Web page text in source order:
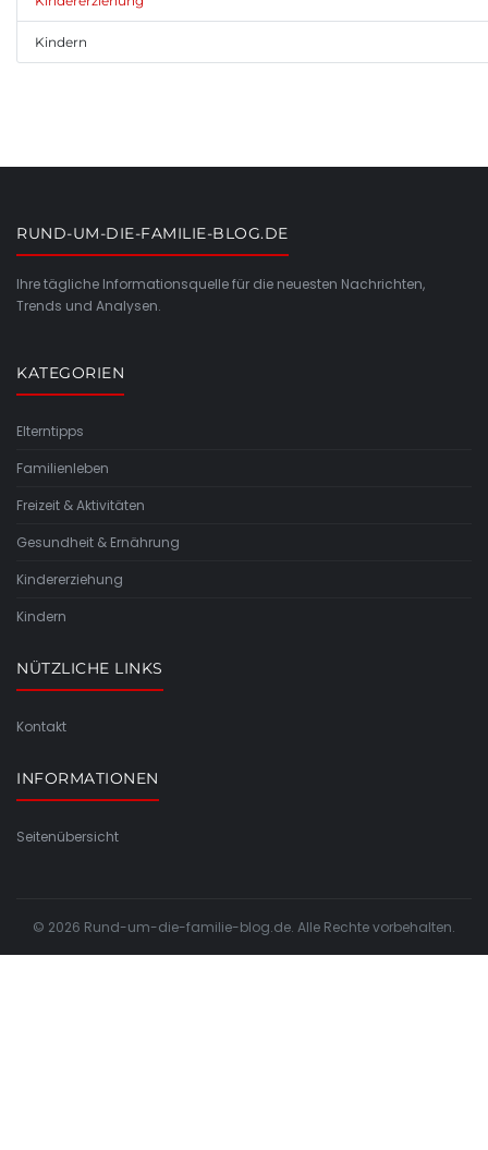
Kindern
RUND-UM-DIE-FAMILIE-BLOG.DE
Ihre tägliche Informationsquelle für die neuesten Nachrichten,
Trends und Analysen.
KATEGORIEN
Elterntipps
Familienleben
Freizeit & Aktivitäten
Gesundheit & Ernährung
Kindererziehung
Kindern
NÜTZLICHE LINKS
Kontakt
INFORMATIONEN
Seitenübersicht
© 2026 Rund-um-die-familie-blog.de. Alle Rechte vorbehalten.